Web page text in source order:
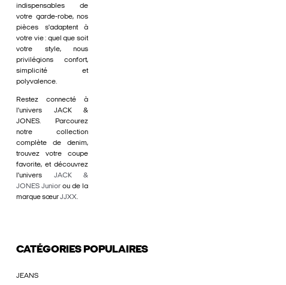
indispensables de
votre garde-robe, nos
pièces s'adaptent à
votre vie : quel que soit
votre style, nous
privilégions confort,
simplicité et
polyvalence.
Restez connecté à
l'univers JACK &
JONES. Parcourez
notre collection
complète de denim,
trouvez votre coupe
favorite, et découvrez
l'univers JACK &
JONES Junior ou de la
marque sœurJJXX.
CATÉGORIES POPULAIRES
JEANS